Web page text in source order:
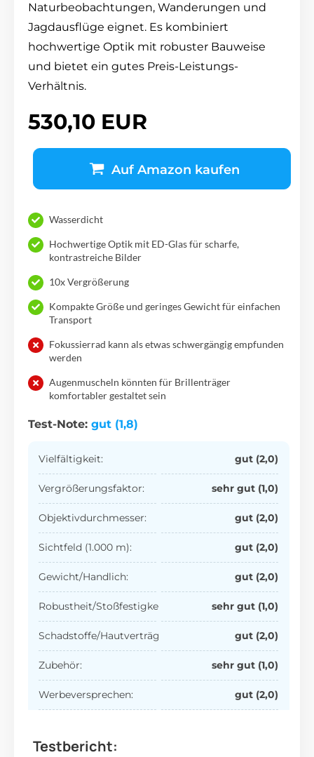
Naturbeobachtungen, Wanderungen und
Jagdausflüge eignet. Es kombiniert
hochwertige Optik mit robuster Bauweise
und bietet ein gutes Preis-Leistungs-
Verhältnis.
530,10 EUR
Auf Amazon kaufen
Wasserdicht
Hochwertige Optik mit ED-Glas für scharfe,
kontrastreiche Bilder
10x Vergrößerung
Kompakte Größe und geringes Gewicht für einfachen
Transport
Fokussierrad kann als etwas schwergängig empfunden
werden
Augenmuscheln könnten für Brillenträger
komfortabler gestaltet sein
Test-Note: gut (1,8)
Vielfältigkeit: gut (2,0)
Vergrößerungsfaktor: sehr gut (1,0)
Objektivdurchmesser: gut (2,0)
Sichtfeld (1.000 m): gut (2,0)
Gewicht/Handlich: gut (2,0)
Robustheit/Stoßfestigkeit: sehr gut (1,0)
Schadstoffe/Hautverträglich: gut (2,0)
Zubehör: sehr gut (1,0)
Werbeversprechen: gut (2,0)
Testbericht: